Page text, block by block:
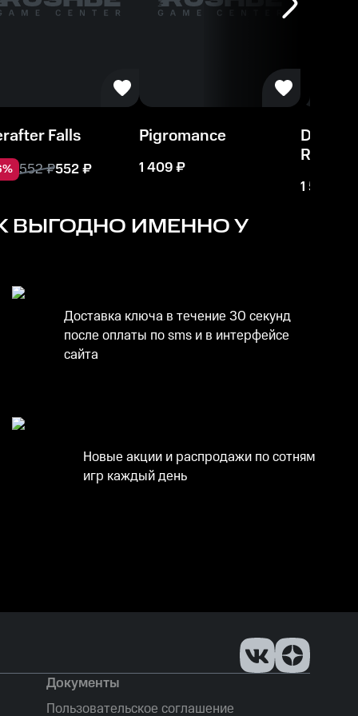
Falls
% 552₽552₽
Pigromance
1 409₽
Remix
1 504
ВЫГОДНО ИМЕННО У
Доставка ключа в течение 30 секунд
после оплаты по sms и в интерфейсе
сайта
Новые акции и распродажи по сотням
игр каждый день
Документы
Пользовательское соглашение